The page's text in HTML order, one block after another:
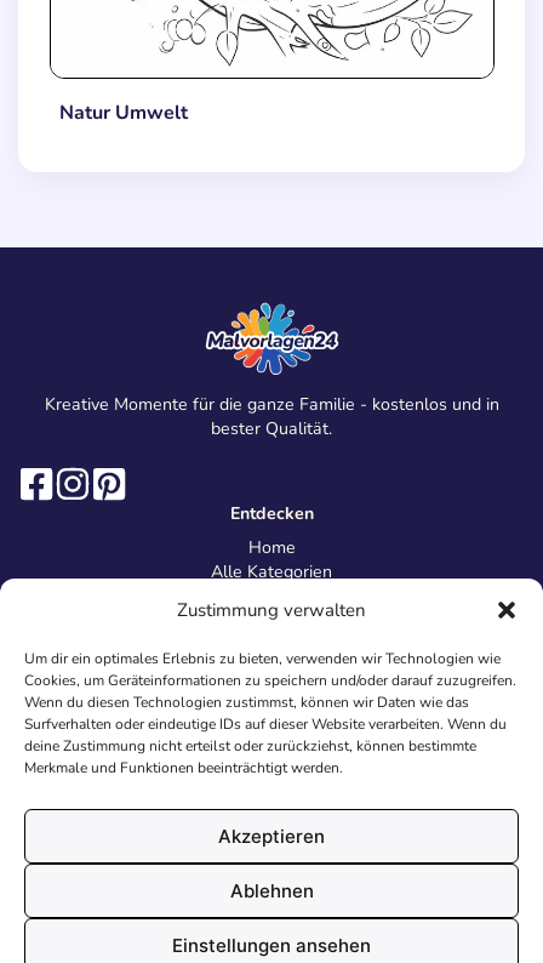
Zustimmung verwalten
Um dir ein optimales Erlebnis zu bieten, verwenden wir Technologien wie
Cookies, um Geräteinformationen zu speichern und/oder darauf zuzugreifen.
Wenn du diesen Technologien zustimmst, können wir Daten wie das
Surfverhalten oder eindeutige IDs auf dieser Website verarbeiten. Wenn du
deine Zustimmung nicht erteilst oder zurückziehst, können bestimmte
Merkmale und Funktionen beeinträchtigt werden.
Akzeptieren
Ablehnen
Einstellungen ansehen
Natur Umwelt
Kreative Momente für die ganze Familie - kostenlos und in
bester Qualität.
Entdecken
Home
Alle Kategorien
Information
Über uns
Kontakt
Inhaltsrichtlinien
Recht & Datenschutz
Impressum
AGB
Cookies
© 2026 Malvorlagen24.de - Alle Rechte vorbehalten. Made with